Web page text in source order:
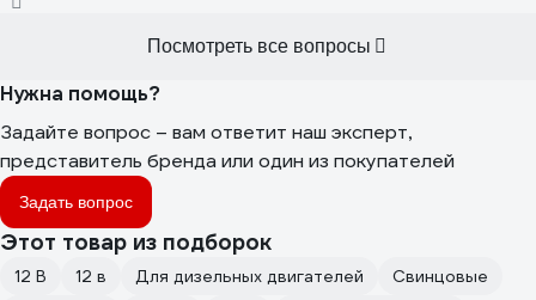
Посмотреть все вопросы
Нужна помощь?
Задайте вопрос – вам ответит наш эксперт,
представитель бренда или один из покупателей
Задать вопрос
Этот товар из подборок
12 В 12 в Для дизельных двигателей
Свинцовые